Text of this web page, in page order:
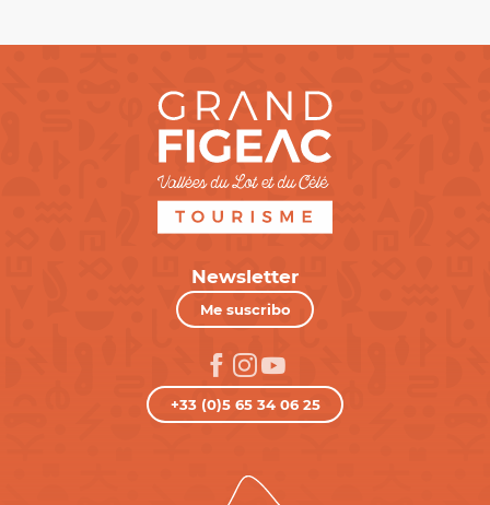
Newsletter
Me suscribo
+33 (0)5 65 34 06 25